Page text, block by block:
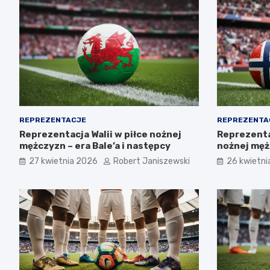
REPREZENTACJE
Reprezentacja Walii w piłce nożnej
mężczyzn – era Bale’a i następcy
27 kwietnia 2026 Robert Janiszewski
nożnej
talenty,
26